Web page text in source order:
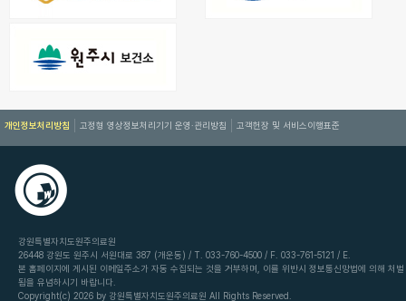
개인정보처리방침 고정형 영상정보처리기기 운영·관리방침 고객헌장 및 서비스이행표준
강원특별자치도원주의료원
26448 강원도 원주시 서원대로 387 (개운동) / T. 033-760-4500 / F. 033-761-5121 / E.
본 홈페이지에 게시된 이메일주소가 자동 수집되는 것을 거부하며, 이를 위반시 정보통신망법에 의해 처벌
됨을 유념하시기 바랍니다.
Copyright(c) 2026 by 강원특별자치도원주의료원 All Rights Reserved.